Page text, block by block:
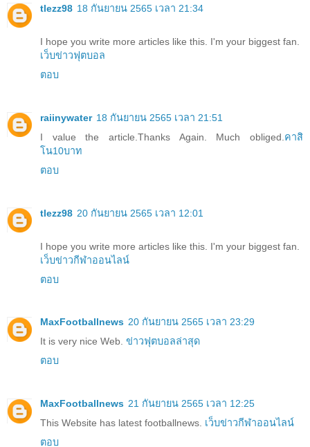
tlezz98 18 กันยายน 2565 เวลา 21:34
I hope you write more articles like this. I'm your biggest fan.
เว็บข่าวฟุตบอล
ตอบ
raiinywater 18 กันยายน 2565 เวลา 21:51
I value the article.Thanks Again. Much obliged. คาสิ
โน10บาท
ตอบ
tlezz98 20 กันยายน 2565 เวลา 12:01
I hope you write more articles like this. I'm your biggest fan.
เว็บข่าวกีฬาออนไลน์
ตอบ
MaxFootballnews 20 กันยายน 2565 เวลา 23:29
It is very nice Web. ข่าวฟุตบอลล่าสุด
ตอบ
MaxFootballnews 21 กันยายน 2565 เวลา 12:25
This Website has latest footballnews. เว็บข่าวกีฬาออนไลน์
ตอบ